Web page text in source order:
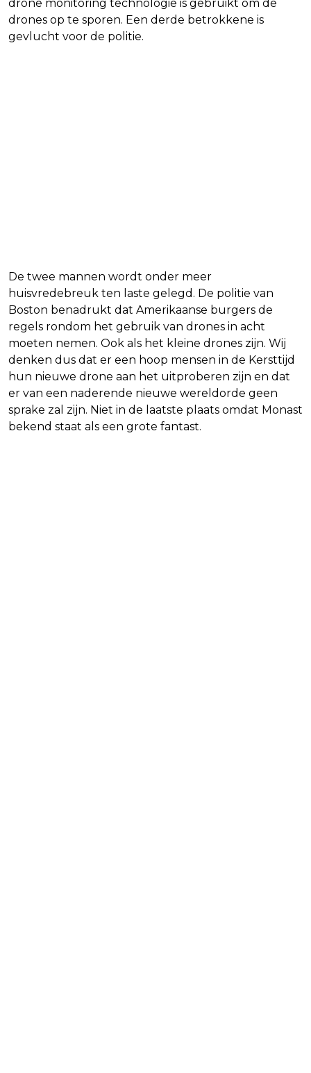
drone monitoring technologie is gebruikt om de
drones op te sporen. Een derde betrokkene is
gevlucht voor de politie.
De twee mannen wordt onder meer
huisvredebreuk ten laste gelegd. De politie van
Boston benadrukt dat Amerikaanse burgers de
regels rondom het gebruik van drones in acht
moeten nemen. Ook als het kleine drones zijn. Wij
denken dus dat er een hoop mensen in de Kersttijd
hun nieuwe drone aan het uitproberen zijn en dat
er van een naderende nieuwe wereldorde geen
sprake zal zijn. Niet in de laatste plaats omdat Monast
bekend staat als een grote fantast.